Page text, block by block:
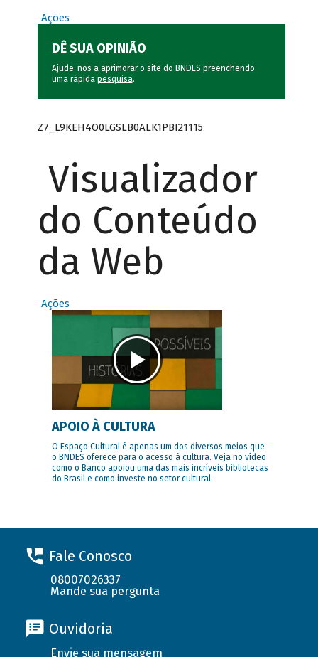
Ações
DÊ SUA OPINIÃO
Ajude-nos a aprimorar o site do BNDES preenchendo
uma rápida pesquisa.
Z7_L9KEH4O0LGSLB0ALK1PBI21115
Visualizador
do Conteúdo
da Web
Ações
APOIO À CULTURA
O Espaço Cultural é apenas um dos diversos meios que
o BNDES oferece para o acesso à cultura. Veja no vídeo
como o Banco apoiou uma das mais incríveis bibliotecas
do Brasil e como investe no setor cultural.
Fale Conosco
08007026337
Mande sua pergunta
Ouvidoria
Envie sua mensagem